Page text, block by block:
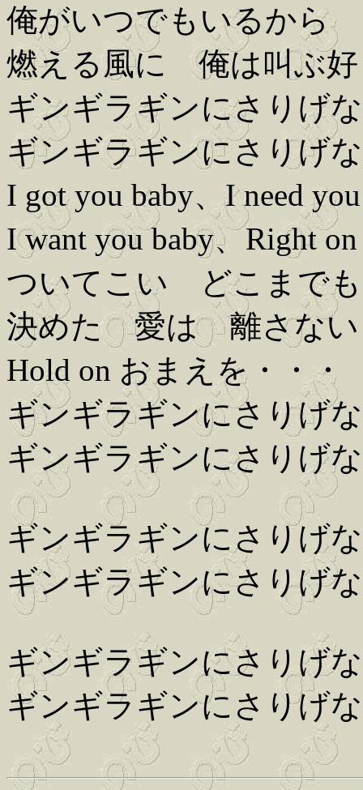
俺がいつでもいるから
燃える風に 俺は叫ぶ好
ギンギラギンにさりげ
ギンギラギンにさりげ
I got you baby、I need
I want you baby、Right on
ついてこい どこまでも
決めた 愛は 離さない
Hold on おまえを・・・
ギンギラギンにさりげ
ギンギラギンにさりげ
ギンギラギンにさりげ
ギンギラギンにさりげ
ギンギラギンにさりげ
ギンギラギンにさりげ